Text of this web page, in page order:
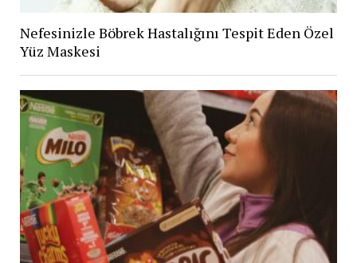
Nefesinizle Böbrek Hastalığını Tespit Eden Özel
Yüz Maskesi